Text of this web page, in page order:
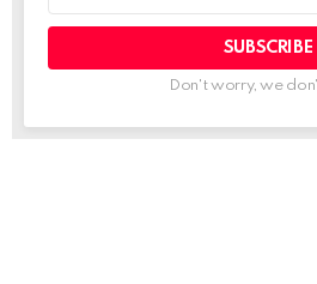
Don't worry, we